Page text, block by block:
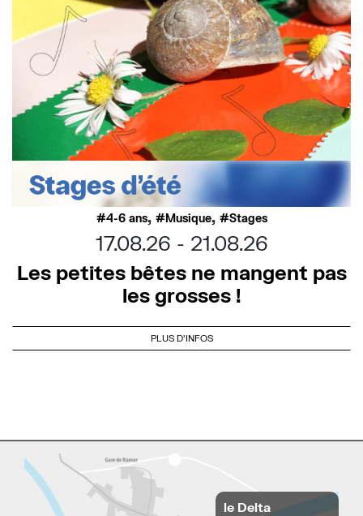
4-6 ans, Musique, Stages
17.08.26
21.08.26
Les petites bêtes ne mangent pas
les grosses !
PLUS D'INFOS
le Delta